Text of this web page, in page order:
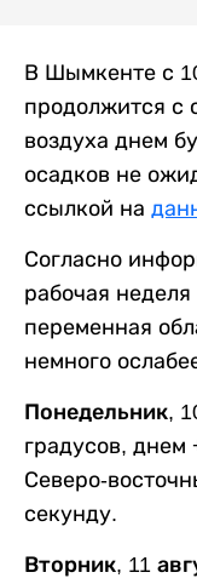
В Шымкенте с
продолжится с
воздуха днем
осадков не
ссылкой на
Согласно
рабочая
переменная
немного
Понедельник,
градусов, днем
Северо-
секунду.
Вторник, 11